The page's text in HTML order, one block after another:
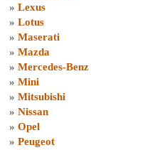
» Lexus
» Lotus
» Maserati
» Mazda
» Mercedes-Benz
» Mini
» Mitsubishi
» Nissan
» Opel
» Peugeot